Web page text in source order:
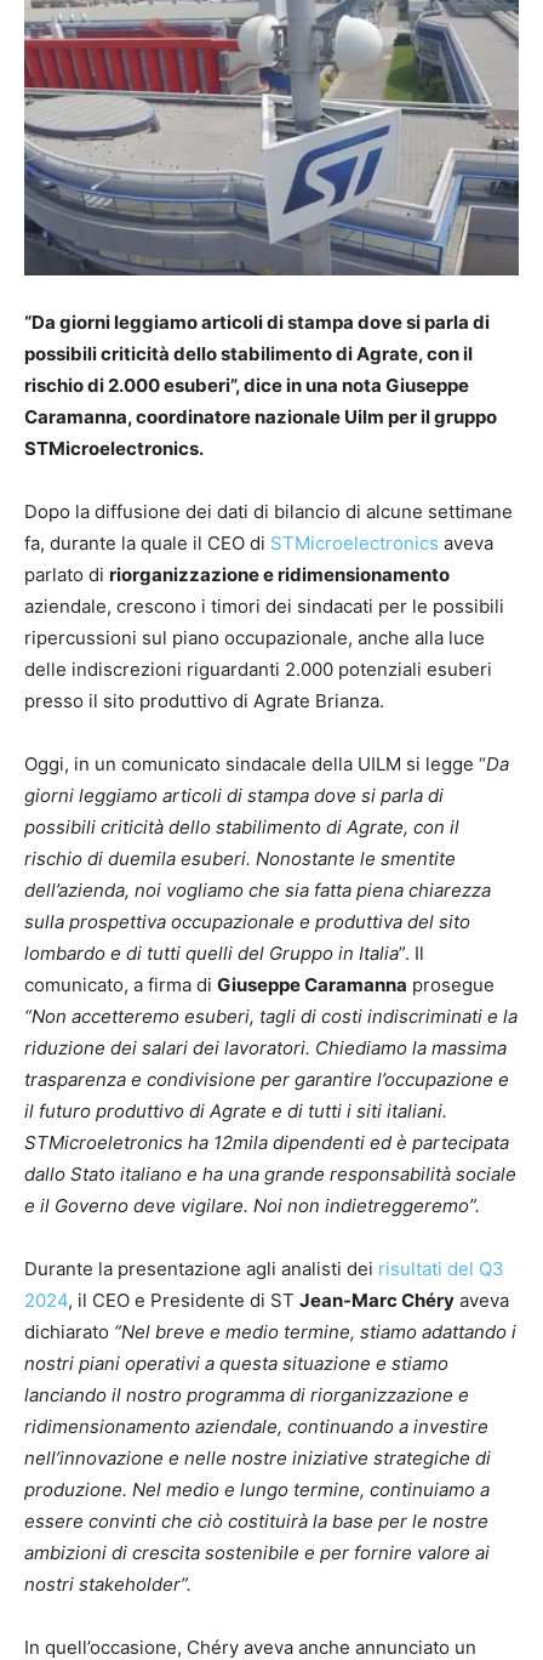
“Da giorni leggiamo articoli di stampa dove si parla di
possibili criticità dello stabilimento di Agrate, con il
rischio di 2.000 esuberi”, dice in una nota Giuseppe
Caramanna, coordinatore nazionale Uilm per il gruppo
STMicroelectronics.
Dopo la diffusione dei dati di bilancio di alcune settimane
fa, durante la quale il CEO di STMicroelectronics aveva
parlato di riorganizzazione e ridimensionamento
aziendale, crescono i timori dei sindacati per le possibili
ripercussioni sul piano occupazionale, anche alla luce
delle indiscrezioni riguardanti 2.000 potenziali esuberi
presso il sito produttivo di Agrate Brianza.
Oggi, in un comunicato sindacale della UILM si legge “Da
giorni leggiamo articoli di stampa dove si parla di
possibili criticità dello stabilimento di Agrate, con il
rischio di duemila esuberi. Nonostante le smentite
dell’azienda, noi vogliamo che sia fatta piena chiarezza
sulla prospettiva occupazionale e produttiva del sito
lombardo e di tutti quelli del Gruppo in Italia”. Il
comunicato, a firma di Giuseppe Caramanna prosegue
“Non accetteremo esuberi, tagli di costi indiscriminati e la
riduzione dei salari dei lavoratori. Chiediamo la massima
trasparenza e condivisione per garantire l’occupazione e
il futuro produttivo di Agrate e di tutti i siti italiani.
STMicroeletronics ha 12mila dipendenti ed è partecipata
dallo Stato italiano e ha una grande responsabilità sociale
e il Governo deve vigilare. Noi non indietreggeremo”.
Durante la presentazione agli analisti dei risultati del Q3
2024, il CEO e Presidente di ST Jean-Marc Chéry aveva
dichiarato “Nel breve e medio termine, stiamo adattando i
nostri piani operativi a questa situazione e stiamo
lanciando il nostro programma di riorganizzazione e
ridimensionamento aziendale, continuando a investire
nell’innovazione e nelle nostre iniziative strategiche di
produzione. Nel medio e lungo termine, continuiamo a
essere convinti che ciò costituirà la base per le nostre
ambizioni di crescita sostenibile e per fornire valore ai
nostri stakeholder”.
In quell’occasione, Chéry aveva anche annunciato un